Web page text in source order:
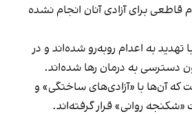
قاطعی برای آزادی آنان انجام نشده
تهدید به اعدام روبه‌رو شده‌اند و در
دسترسی به درمان رها شده‌اند.
آن‌ها با «آزادی‌های ساختگی» و
روانی» قرار گرفته‌اند.